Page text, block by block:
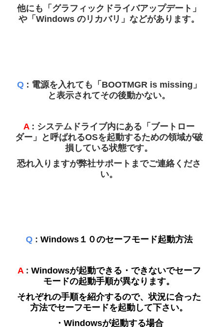
他にも「グラフィックドライバアップデート」
や「Windows のリカバリ」などがあります。
Q: 電源を入れても「BOOTMGR is missing」
と表示されてその後動かない。
A : システムドライブ内にある「ブートロー
ダー」と呼ばれるOSを起動するための領域が破
損している状態です。
恐れ入りますが弊社サポートまでご連絡くださ
い。
Q: Windows１０のセーフモード起動方法
A : Windowsが起動できる・できないでセーフ
モードの起動手順が異なります。
それぞれの手順を紹介するので、状況に合った
方法でセーフモードを起動して下さい。
・ Windowsが起動する場合